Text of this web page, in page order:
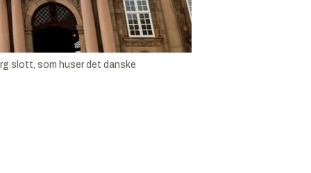
slott, som huser det danske